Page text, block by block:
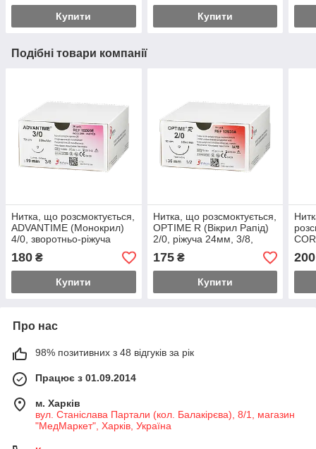
Купити Купити
Подібні товари компанії
Нитка, що розсмоктується,
ADVANTIME (Монокрил)
4/0, зворотньо-ріжуча
19мм, 3/8, довжина 45см
180 ₴
Купити
Нитка, що розсмоктується,
OPTIME R (Вікрил Рапід)
2/0, ріжуча 24мм, 3/8,
175₴
Купити
200
Про нас
98% позитивних з 48 відгуків за рік
Працює з 01.09.2014
м. Харків
вул. Станіслава Партали (кол. Балакірєва), 8/1, магазин
"МедМаркет", Харків, Україна